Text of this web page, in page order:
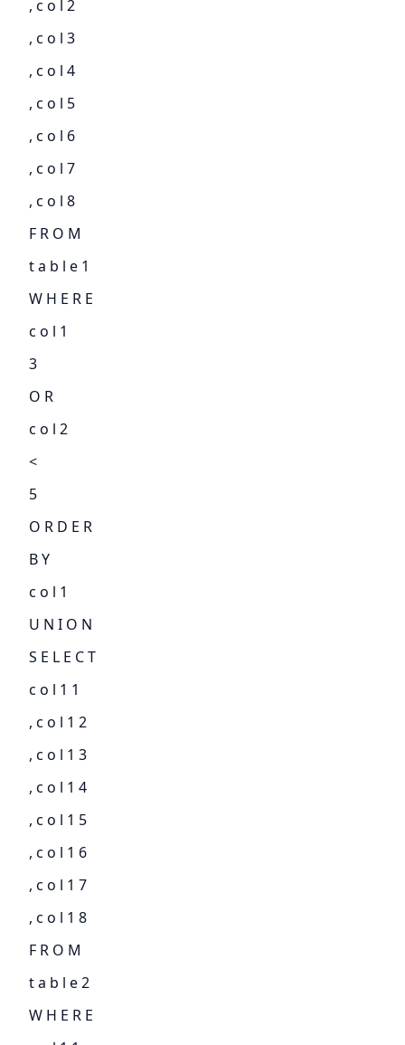
, c o l 2
, c o l 3
, c o l 4
, c o l 5
, c o l 6
, c o l 7
, c o l 8
F R O M
t a b l e 1
W H E R E
c o l 1
3
O R
c o l 2
<
5
O R D E R
B Y
c o l 1
U N I O N
S E L E C T
c o l 1 1
, c o l 1 2
, c o l 1 3
, c o l 1 4
, c o l 1 5
, c o l 1 6
, c o l 1 7
, c o l 1 8
F R O M
t a b l e 2
W H E R E